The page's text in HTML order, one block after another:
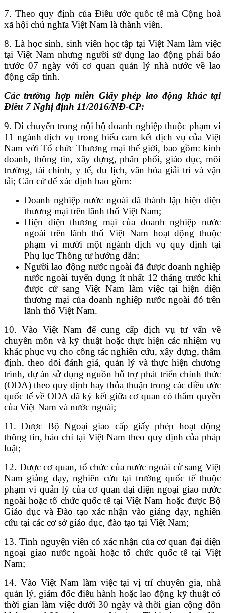
7. Theo quy định của Điều ước quốc tế mà Cộng hoà
xã hội chủ nghĩa Việt Nam là thành viên.
8. Là học sinh, sinh viên học tập tại Việt Nam làm việc
tại Việt Nam nhưng người sử dụng lao động phải báo
trước 07 ngày với cơ quan quản lý nhà nước về lao
động cấp tỉnh.
Các trường hợp miễn Giấy phép lao động khác tại
Điều 7 Nghị định 11/2016/NĐ-CP:
9. Di chuyển trong nội bộ doanh nghiệp thuộc phạm vi
11 ngành dịch vụ trong biểu cam kết dịch vụ của Việt
Nam với Tổ chức Thương mại thế giới, bao gồm: kinh
doanh, thông tin, xây dựng, phân phối, giáo dục, môi
trường, tài chính, y tế, du lịch, văn hóa giải trí và vận
tải; Căn cứ để xác định bao gồm:
Doanh nghiệp nước ngoài đã thành lập hiện diện
thương mại trên lãnh thổ Việt Nam;
Hiện diện thương mại của doanh nghiệp nước
ngoài trên lãnh thổ Việt Nam hoạt động thuộc
phạm vi mười một ngành dịch vụ quy định tại
Phụ lục Thông tư hướng dẫn;
Người lao động nước ngoài đã được doanh nghiệp
nước ngoài tuyển dụng ít nhất 12 tháng trước khi
được cử sang Việt Nam làm việc tại hiện diện
thương mại của doanh nghiệp nước ngoài đó trên
lãnh thổ Việt Nam.
10. Vào Việt Nam để cung cấp dịch vụ tư vấn về
chuyên môn và kỹ thuật hoặc thực hiện các nhiệm vụ
khác phục vụ cho công tác nghiên cứu, xây dựng, thẩm
định, theo dõi đánh giá, quản lý và thực hiện chương
trình, dự án sử dụng nguồn hỗ trợ phát triển chính thức
(ODA) theo quy định hay thỏa thuận trong các điều ước
quốc tế về ODA đã ký kết giữa cơ quan có thẩm quyền
của Việt Nam và nước ngoài;
11. Được Bộ Ngoại giao cấp giấy phép hoạt động
thông tin, báo chí tại Việt Nam theo quy định của pháp
luật;
12. Được cơ quan, tổ chức của nước ngoài cử sang Việt
Nam giảng dạy, nghiên cứu tại trường quốc tế thuộc
phạm vi quản lý của cơ quan đại diện ngoại giao nước
ngoài hoặc tổ chức quốc tế tại Việt Nam hoặc được Bộ
Giáo dục và Đào tạo xác nhận vào giảng dạy, nghiên
cứu tại các cơ sở giáo dục, đào tạo tại Việt Nam;
13. Tình nguyện viên có xác nhận của cơ quan đại diện
ngoại giao nước ngoài hoặc tổ chức quốc tế tại Việt
Nam;
14. Vào Việt Nam làm việc tại vị trí chuyên gia, nhà
quản lý, giám đốc điều hành hoặc lao động kỹ thuật có
thời gian làm việc dưới 30 ngày và thời gian cộng dồn